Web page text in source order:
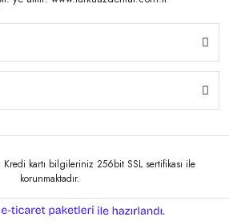
Kredi kartı bilgileriniz 256bit SSL sertifikası ile
korunmaktadır.
ideasoft
e-